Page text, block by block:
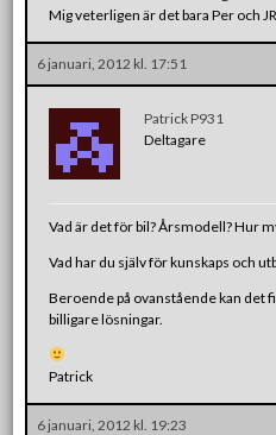
Mig veterligen är det bara Per och
6 januari, 2012 kl. 17:51
Patrick P931
Deltagare
Vad är det för bil? Årsmodell? Hur
Vad har du själv för kunskaps och
Beroende på ovanstående kan det
billigare lösningar.
Patrick
6 januari, 2012 kl. 19:23